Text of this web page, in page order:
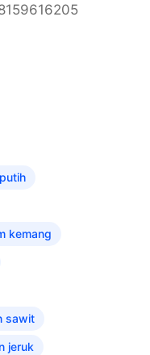
kemang
sawit
jeruk